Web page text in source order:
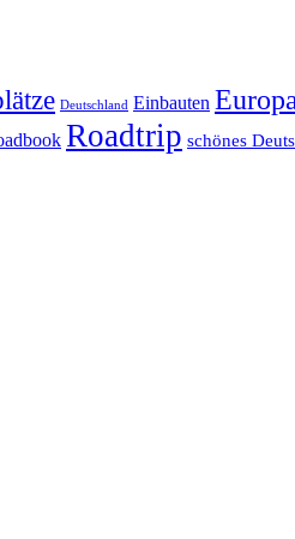
Deutschland Einbauten Europa
Roadtrip schönes